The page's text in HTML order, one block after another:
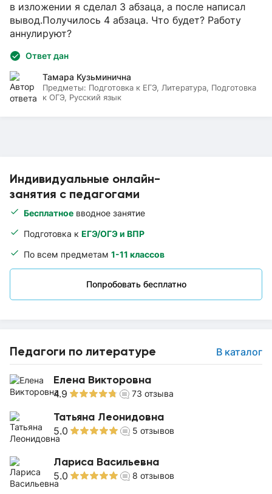
Индивидуальные онлайн-
занятия с педагогами
Бесплатное вводное занятие
Подготовка к ЕГЭ/ОГЭ и ВПР
По всем предметам 1-11 классов
Попробовать бесплатно
Педагоги по литературе В каталог
Елена Викторовна
4.9 73 отзыва
Татьяна Леонидовна
5.0 5 отзывов
Лариса Васильевна
5.0 8 отзывов
в изложении я сделал 3 абзаца, а после написал
вывод.Получилось 4 абзаца. Что будет? Работу
аннулируют?
Ответ дан
Тамара Кузьминична
Предметы: Подготовка к ЕГЭ, Литература, Подготовка
к ОГЭ, Русский язык